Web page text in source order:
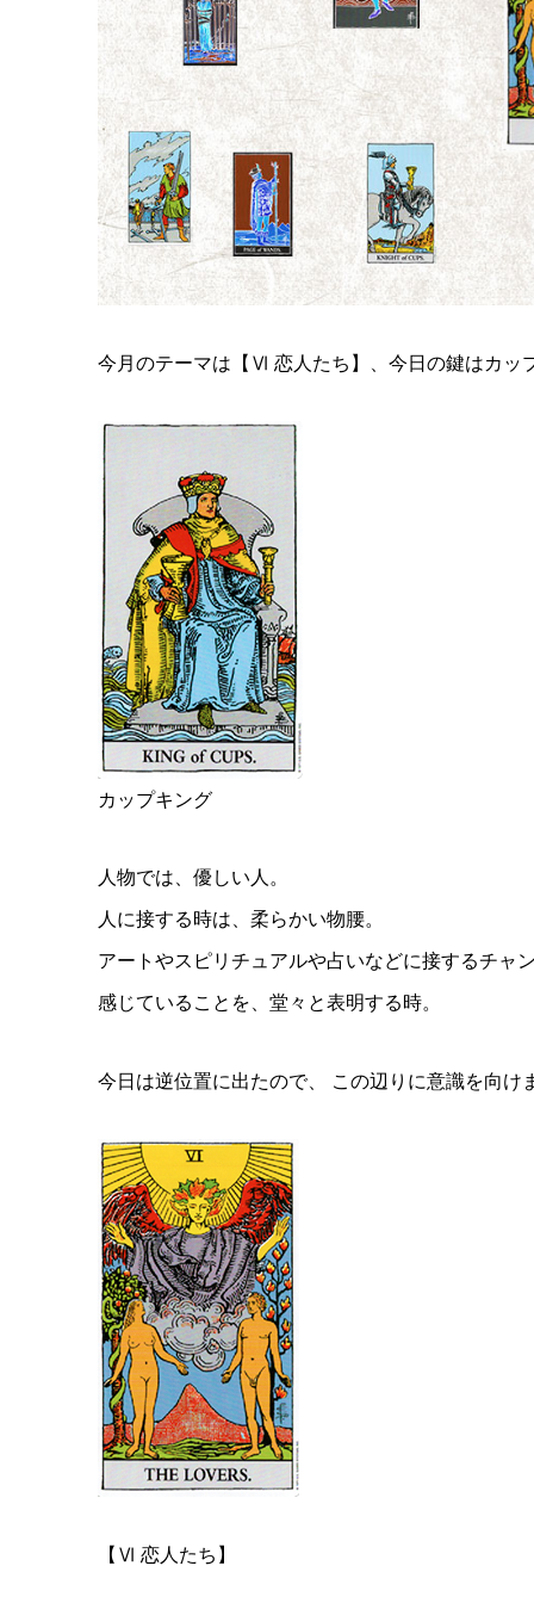
今月のテーマは【Ⅵ 恋人たち】、今日の鍵はカッ
カップキング
人物では、優しい人。
人に接する時は、柔らかい物腰。
アートやスピリチュアルや占いなどに接するチャ
感じていることを、堂々と表明する時。
今日は逆位置に出たので、 この辺りに意識を向け
【Ⅵ 恋人たち】